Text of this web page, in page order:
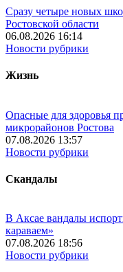
Сразу четыре новых
Ростовской области
06.08.2026 16:14
Новости рубрики
Жизнь
Опасные для здоровья
микрорайонов Ростова
07.08.2026 13:57
Новости рубрики
Скандалы
В Аксае вандалы
караваем»
07.08.2026 18:56
Новости рубрики